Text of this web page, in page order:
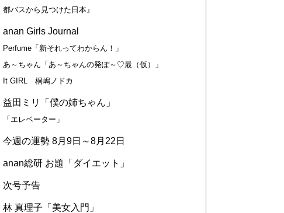
都バスから見つけた日本』
anan Girls Journal
Perfume「新それってわからん！」
あ～ちゃん「あ～ちゃんの発ぽ～♡最（仮）」
It GIRL 桐嶋ノドカ
益田ミリ「僕の姉ちゃん」
「エレベーター」
今週の運勢 8月9日～8月22日
anan総研 お題「ダイエット」
次号予告
林 真理子「美女入門」